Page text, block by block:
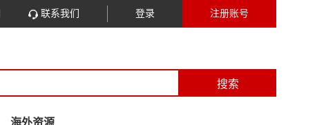
注册账号
登录
联系我们
搜索
海外资源